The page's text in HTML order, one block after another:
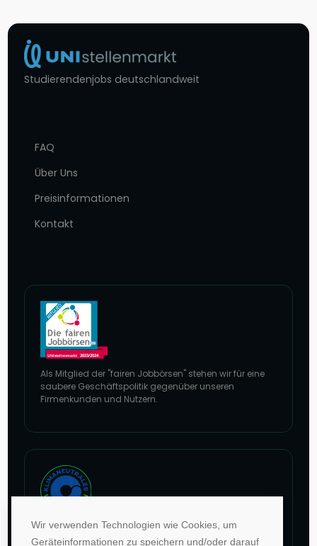
Wir verwenden Technologien wie Cookies, um
Geräteinformationen zu speichern und/oder darauf
Studierendenjobs deutschlandweit
FAQ
Über Uns
Preisinformationen
Kontakt
Als Mitglied der "fairen Jobbörsen" stehen wir für eine
saubere Geschäftspolitik gegenüber unseren
Firmenkunden und Nutzern.
Im Rahmen unseres Engagements in der Allianz für